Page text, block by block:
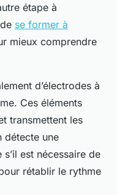
étape à
se former à
mieux comprendre
d’électrodes à
Ces éléments
transmettent les
détecte une
est nécessaire de
rétablir le rythme